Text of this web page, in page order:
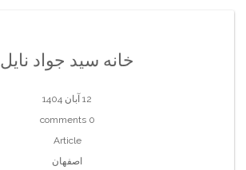
خانه سید جواد نایل
12 آبان 1404
0 comments
Article
اصفهان